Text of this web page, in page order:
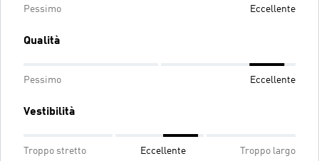
Pessimo Eccellente
Qualità
Pessimo Eccellente
Vestibilità
Troppo stretto Eccellente Troppo largo